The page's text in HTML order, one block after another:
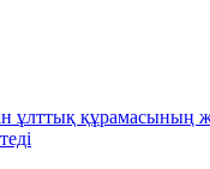
ұлттық құрамасының